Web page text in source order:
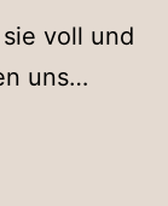
voll und
uns…